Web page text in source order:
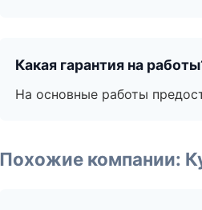
Какая гарантия на
На основные работы
Похожие компании: